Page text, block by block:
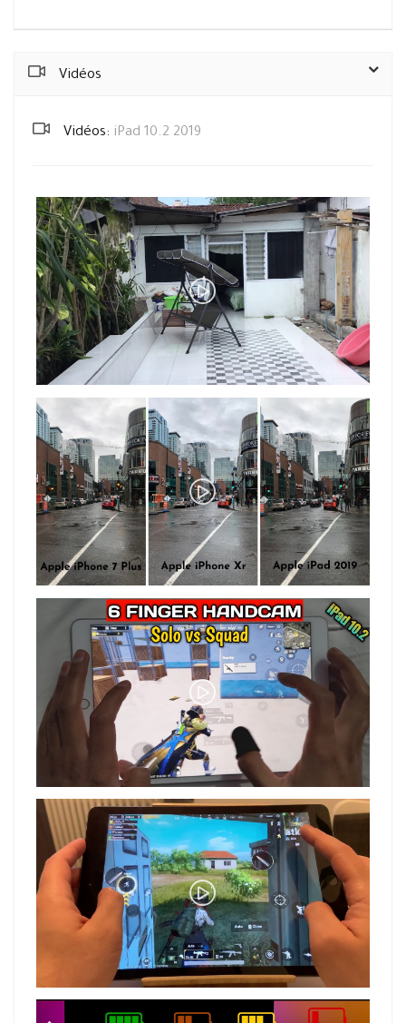
Vidéos
Vidéos: iPad 10.2 2019